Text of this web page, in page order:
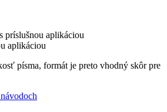
príslušnou aplikáciou
aplikáciou
písma, formát je preto vhodný skôr pre